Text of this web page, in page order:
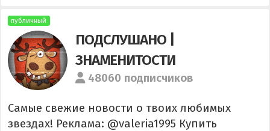
публичный
ПОДСЛУШАНО |
ЗНАМЕНИТОСТИ
48060 подписчиков
Самые свежие новости о твоих любимых
звездах! Реклама: @valeria1995 Купить